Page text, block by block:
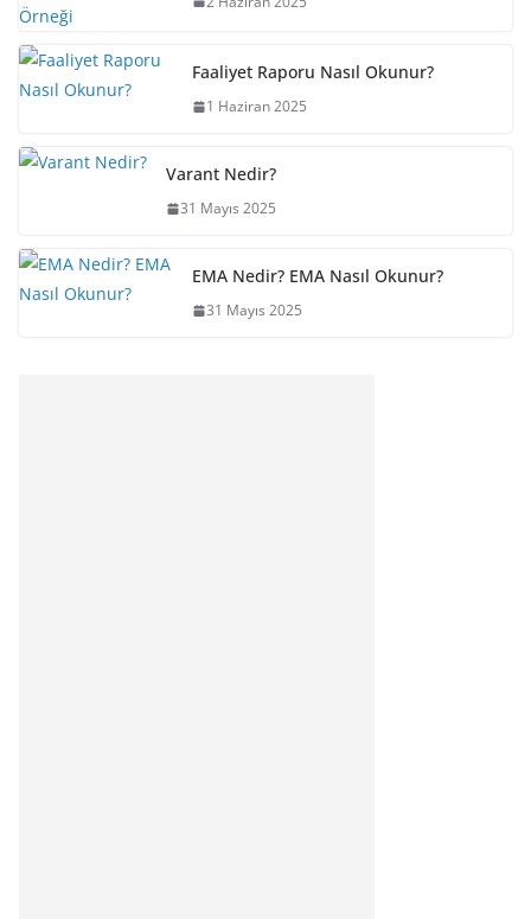
Faaliyet Raporu Nasıl Okunur?
1 Haziran 2025
Varant Nedir?
31 Mayıs 2025
EMA Nedir? EMA Nasıl Okunur?
31 Mayıs 2025